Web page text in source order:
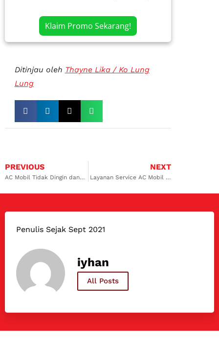
Klaim Promo Sekarang!
Ditinjau oleh Thayne Lika / Ko Lung
Lung
PREVIOUS
AC Mobil Tidak Dingin dan Bau? Yuk Temukan Solusinya di Bengkel AC Kebayoran Lama
NEXT
Layanan Service AC Mobil yang Bagus Untuk Honda, Daihatsu, dan Lainnya di Kebayoran Lama
Penulis Sejak Sept 2021
iyhan
All Posts